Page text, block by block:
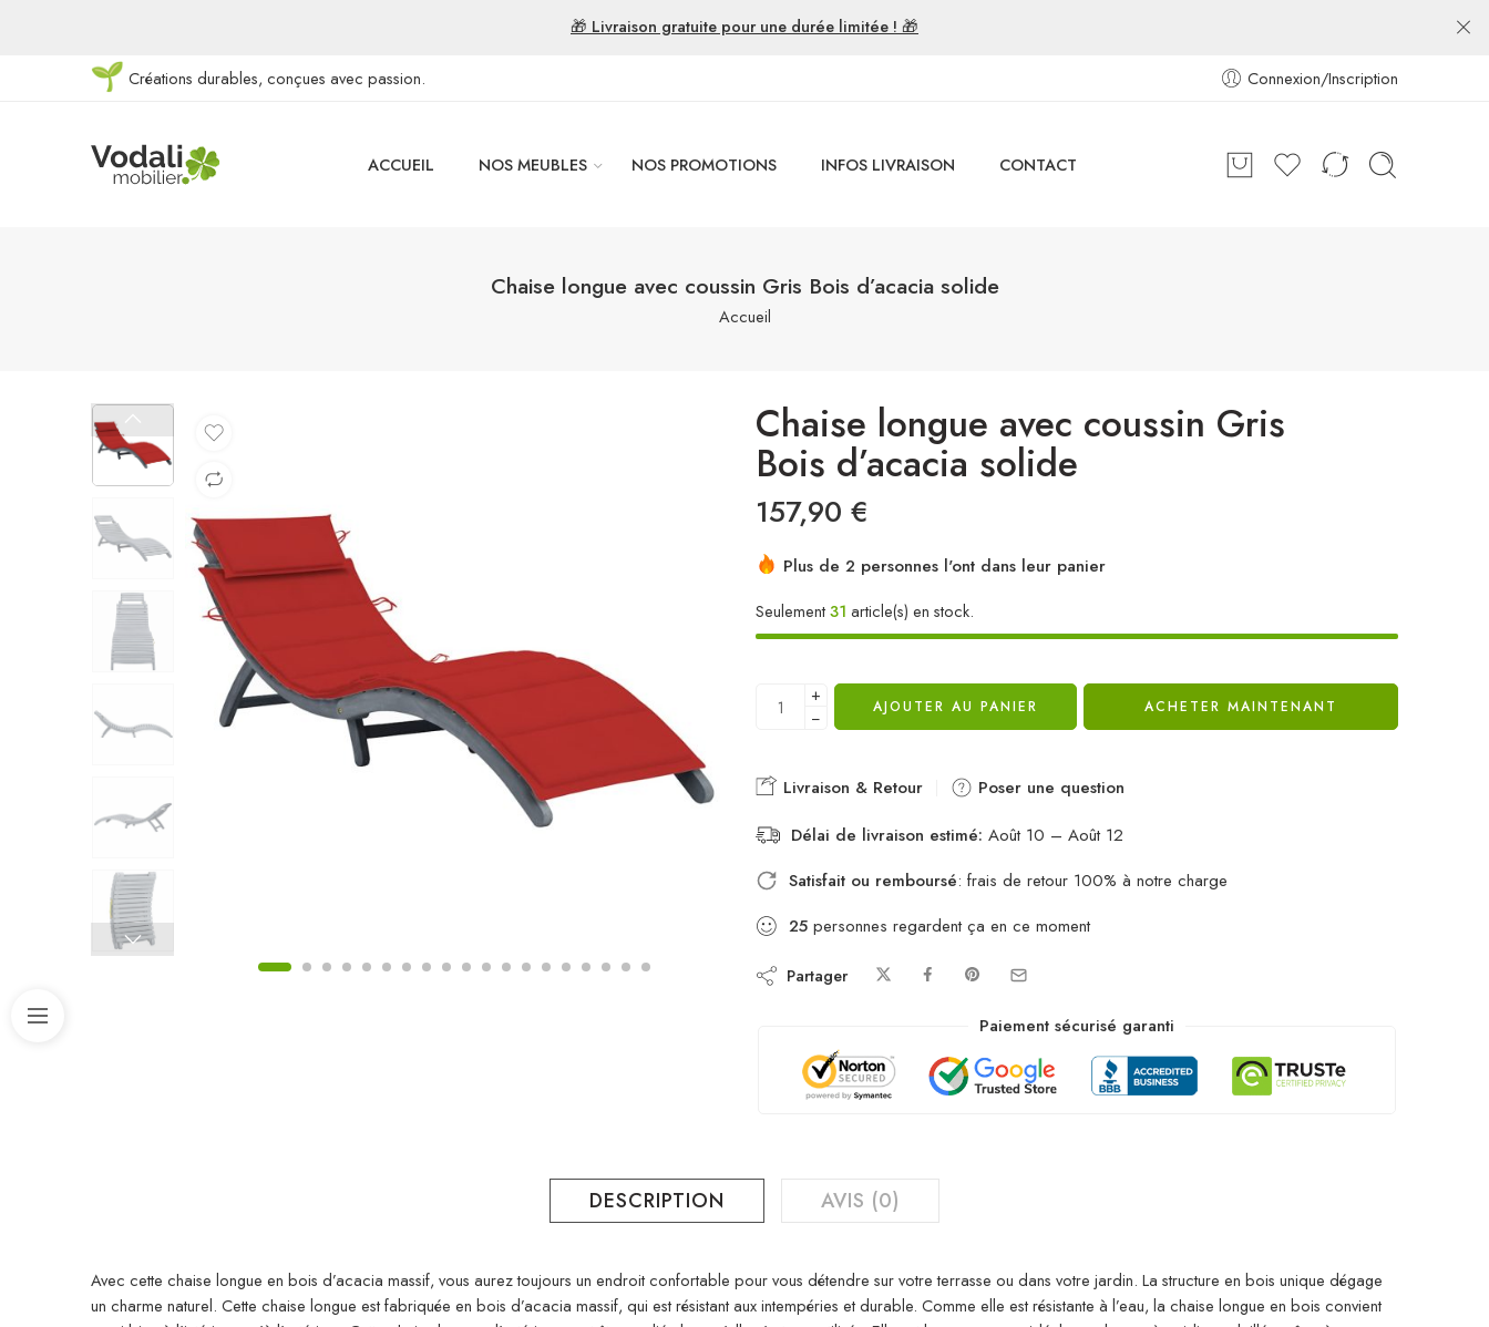
🎁 Livraison gratuite pour une durée limitée ! 🎁
Créations durables, conçues avec passion. Connexion/Inscription
ACCUEIL NOS MEUBLES NOS PROMOTIONS INFOS LIVRAISON CONTACT
Chaise longue avec coussin Gris Bois d’acacia solide
Accueil
Chaise longue avec coussin Gris
Bois d’acacia solide
157,90 €
Plus de 2 personnes l'ont dans leur panier
Seulement31 article(s) en stock.
+
−
AJOUTER AU PANIER ACHETER MAINTENANT
Livraison & Retour
Poser une question
Délai de livraison estimé: Août 10 – Août 12
Satisfait ou remboursé: frais de retour 100% à notre charge
25 personnes regardent ça en ce moment
Partager
Paiement sécurisé garanti
DESCRIPTION AVIS (0)
Avec cette chaise longue en bois d’acacia massif, vous aurez toujours un endroit confortable pour vous détendre sur votre terrasse ou dans votre jardin. La structure en bois unique dégage
un charme naturel. Cette chaise longue est fabriquée en bois d’acacia massif, qui est résistant aux intempéries et durable. Comme elle est résistante à l’eau, la chaise longue en bois convient